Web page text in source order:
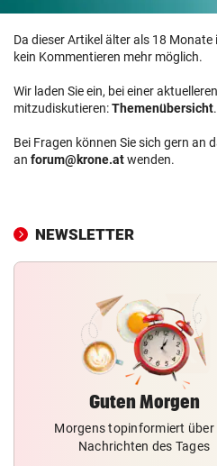
Da dieser Artikel älter als 18
kein Kommentieren mehr möglich.
Wir laden Sie ein, bei einer
mitzudiskutieren:Themenübersicht.
Bei Fragen können Sie sich gern an
an forum@krone.atwenden.
NEWSLETTER
Guten Morgen
Morgens topinformiert über
Nachrichten des Tages